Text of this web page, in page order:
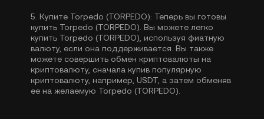
5. Купите Torpedo (TORPEDO): Теперь вы готовы
купить Torpedo (TORPEDO). Вы можете легко
купить Torpedo (TORPEDO), используя фиатную
валюту, если она поддерживается. Вы также
можете совершить обмен криптовалюты на
криптовалюту, сначала купив популярную
криптовалюту, например, USDT , а затем обменяв
ее на желаемую Torpedo (TORPEDO).